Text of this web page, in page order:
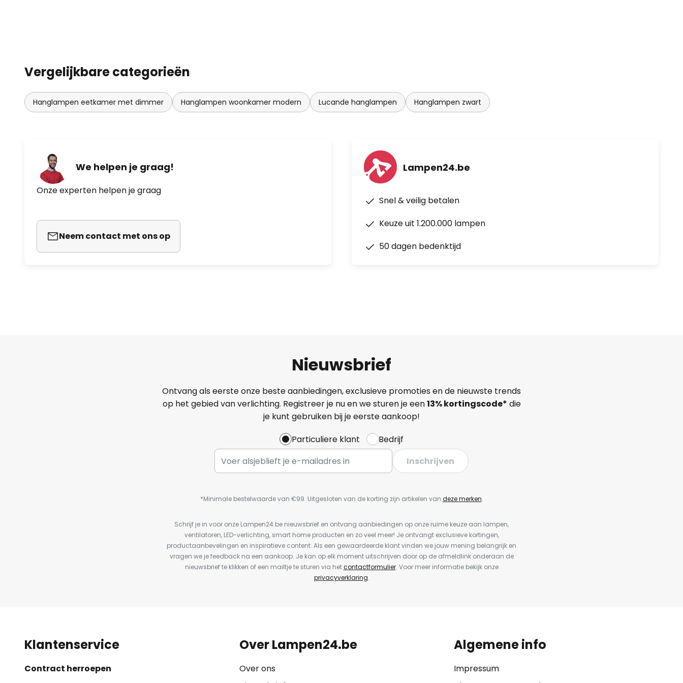
Vergelijkbare categorieën
Hanglampen eetkamer met dimmer Hanglampen woonkamer modern Lucande hanglampen Hanglampen zwart
We helpen je graag!
Onze experten helpen je graag
Neem contact met ons op
Lampen24.be
Snel & veilig betalen
Keuze uit 1.200.000 lampen
50 dagen bedenktijd
Nieuwsbrief
Ontvang als eerste onze beste aanbiedingen, exclusieve promoties en de nieuwste trends
op het gebied van verlichting. Registreer je nu en we sturen je een13%kortingscode* die
je kunt gebruiken bij je eerste aankoop!
Particuliere klant
Bedrijf
Inschrijven
*Minimale bestelwaarde van €99. Uitgesloten van de korting zijn artikelen van deze merken.
Schrijf je in voor onze Lampen24.be nieuwsbrief en ontvang aanbiedingen op onze ruime keuze aan lampen,
ventilatoren, LED-verlichting, smart home producten en zo veel meer! Je ontvangt exclusieve kortingen,
productaanbevelingen en inspiratieve content. Als een gewaardeerde klant vinden we jouw mening belangrijk en
vragen we je feedback na een aankoop. Je kan op elk moment uitschrijven door op de afmeldlink onderaan de
nieuwsbrief te klikken of een mailtje te sturen via hetcontactformulier. Voor meer informatie bekijk onze
privacyverklaring.
Klantenservice
Contract herroepen
Over Lampen24.be
Over ons
Algemene info
Impressum